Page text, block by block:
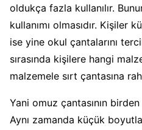
oldukça fazla kullanılır.
kullanımı olmasıdır. Kişiler
ise yine okul çantalarını
sırasında kişilere hangi
malzemele sırt çantasına
Yani omuz çantasının
Aynı zamanda küçük